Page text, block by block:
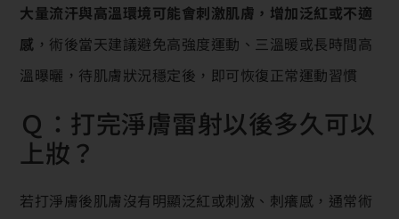
大量流汗與高溫環境可能會刺激肌膚，增加泛紅或不適
感 ，術後當天建議避免高強度運動、三溫暖或長時間高
溫曝曬，待肌膚狀況穩定後，即可恢復正常運動習慣
Ｑ：打完淨膚雷射以後多久可以
上妝？
若打淨膚後肌膚沒有明顯泛紅或刺激、刺癢感，通常術